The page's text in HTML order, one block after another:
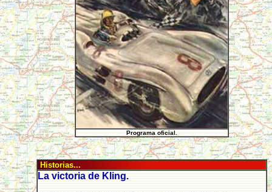
Programa oficial.
Historias...
La victoria de Kling.